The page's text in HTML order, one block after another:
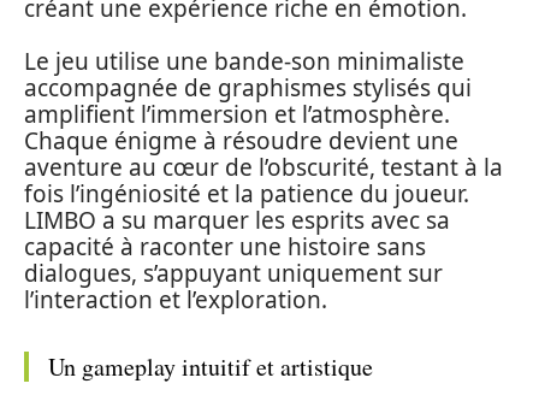
créant une expérience riche en émotion.
Le jeu utilise une bande-son minimaliste
accompagnée de graphismes stylisés qui
amplifient l’immersion et l’atmosphère.
Chaque énigme à résoudre devient une
aventure au cœur de l’obscurité, testant à la
fois l’ingéniosité et la patience du joueur.
LIMBO a su marquer les esprits avec sa
capacité à raconter une histoire sans
dialogues, s’appuyant uniquement sur
l’interaction et l’exploration.
Un gameplay intuitif et artistique